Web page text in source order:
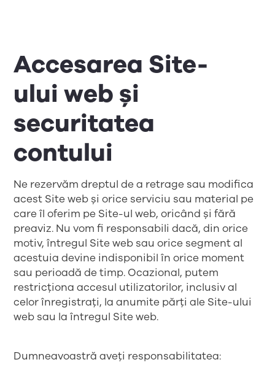
Accesarea Site-
ului web și
securitatea
contului
Ne rezervăm dreptul de a retrage sau modifica
acest Site web și orice serviciu sau material pe
care îl oferim pe Site-ul web, oricând și fără
preaviz. Nu vom fi responsabili dacă, din orice
motiv, întregul Site web sau orice segment al
acestuia devine indisponibil în orice moment
sau perioadă de timp. Ocazional, putem
restricționa accesul utilizatorilor, inclusiv al
celor înregistrați, la anumite părți ale Site-ului
web sau la întregul Site web.
Dumneavoastră aveți responsabilitatea: